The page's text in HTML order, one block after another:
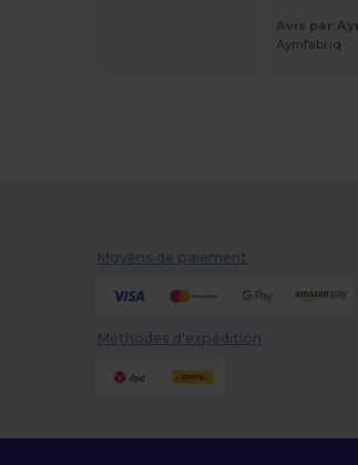
Avis par
Aymfabriq
Moyens de paiement
Méthodes d'expédition